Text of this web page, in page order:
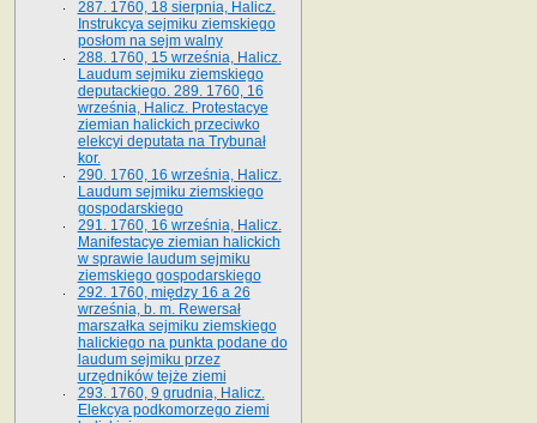
287. 1760, 18 sierpnia, Halicz.
Instrukcya sejmiku ziemskiego
posłom na sejm walny
288. 1760, 15 września, Halicz.
Laudum sejmiku ziemskiego
deputackiego. 289. 1760, 16
września, Halicz. Protestacye
ziemian halickich przeciwko
elekcyi deputata na Trybunał
kor.
290. 1760, 16 września, Halicz.
Laudum sejmiku ziemskiego
gospodarskiego
291. 1760, 16 września, Halicz.
Manifestacye ziemian halickich
w sprawie laudum sejmiku
ziemskiego gospodarskiego
292. 1760, między 16 a 26
września, b. m. Rewersał
marszałka sejmiku ziemskiego
halickiego na punkta podane do
laudum sejmiku przez
urzędników tejże ziemi
293. 1760, 9 grudnia, Halicz.
Elekcya podkomorzego ziemi